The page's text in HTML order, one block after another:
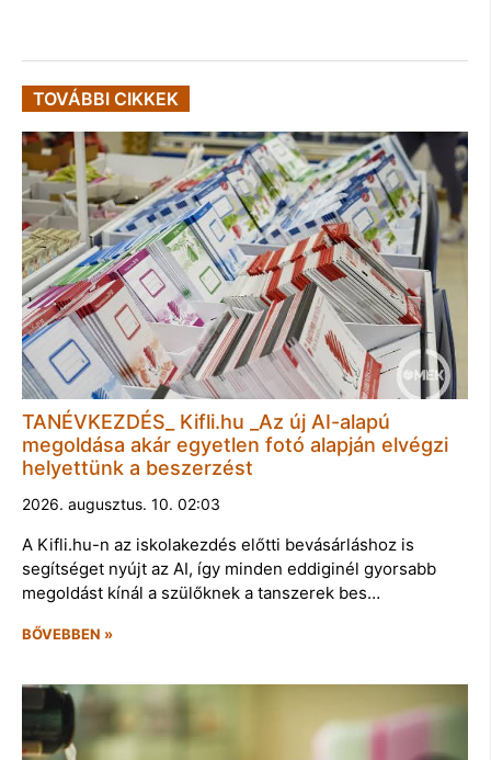
TOVÁBBI CIKKEK
TANÉVKEZDÉS_ Kifli.hu _Az új AI-alapú
megoldása akár egyetlen fotó alapján elvégzi
helyettünk a beszerzést
2026. augusztus. 10. 02:03
A Kifli.hu-n az iskolakezdés előtti bevásárláshoz is
segítséget nyújt az AI, így minden eddiginél gyorsabb
megoldást kínál a szülőknek a tanszerek bes…
BŐVEBBEN »